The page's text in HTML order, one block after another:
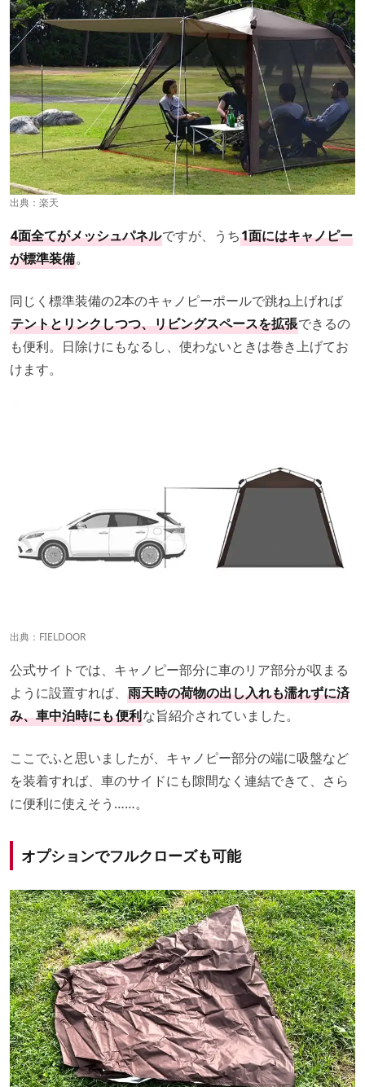
出典： 楽天
4面全てがメッシュパネルですが、うち1面にはキャノピー
が標準装備。
同じく標準装備の2本のキャノピーポールで跳ね上げれば
テントとリンクしつつ、リビングスペースを拡張できるの
も便利。日除けにもなるし、使わないときは巻き上げてお
けます。
出典： FIELDOOR
公式サイトでは、キャノピー部分に車のリア部分が収まる
ように設置すれば、 雨天時の荷物の出し入れも濡れずに済
み、車中泊時にも便利な旨紹介されていました。
ここでふと思いましたが、キャノピー部分の端に吸盤など
を装着すれば、車のサイドにも隙間なく連結できて、さら
に便利に使えそう……。
オプションでフルクローズも可能